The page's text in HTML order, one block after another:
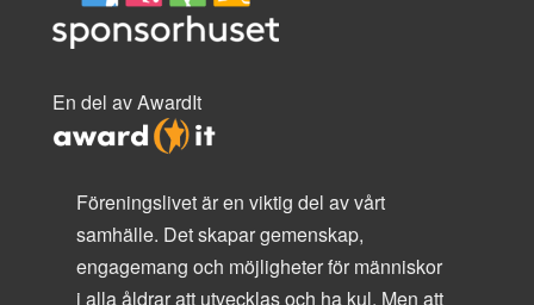
En del av AwardIt
Föreningslivet är en viktig del av vårt
samhälle. Det skapar gemenskap,
engagemang och möjligheter för människor
i alla åldrar att utvecklas och ha kul. Men att